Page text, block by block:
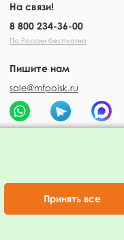
На связи!
8 800 234-36-00
По России бесплатно
Пишите нам
sale@mfpoisk.ru
Принять все